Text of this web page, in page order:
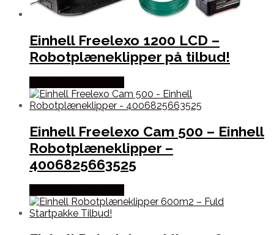
Einhell Freelexo 1200 LCD –
Robotplæneklipper på tilbud!
Einhell Freelexo Cam 500 – Einhell
Robotplæneklipper –
4006825663525